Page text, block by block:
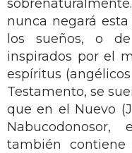
nunca negará
los sueños, o
inspirados por el
espíritus
Testamento, se
que en el Nuevo
también contiene